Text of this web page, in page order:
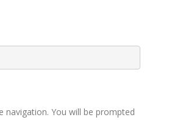
You will be prompted